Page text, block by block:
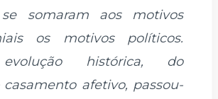
somaram aos motivos
os motivos políticos.
histórica, do
afetivo, passou-